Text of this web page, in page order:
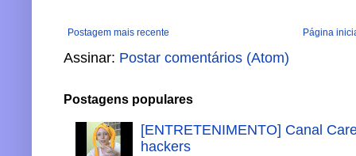
Postagem mais recente Página
Assinar: Postar comentários (Atom)
Postagens populares
[ENTRETENIMENTO] Canal
hackers